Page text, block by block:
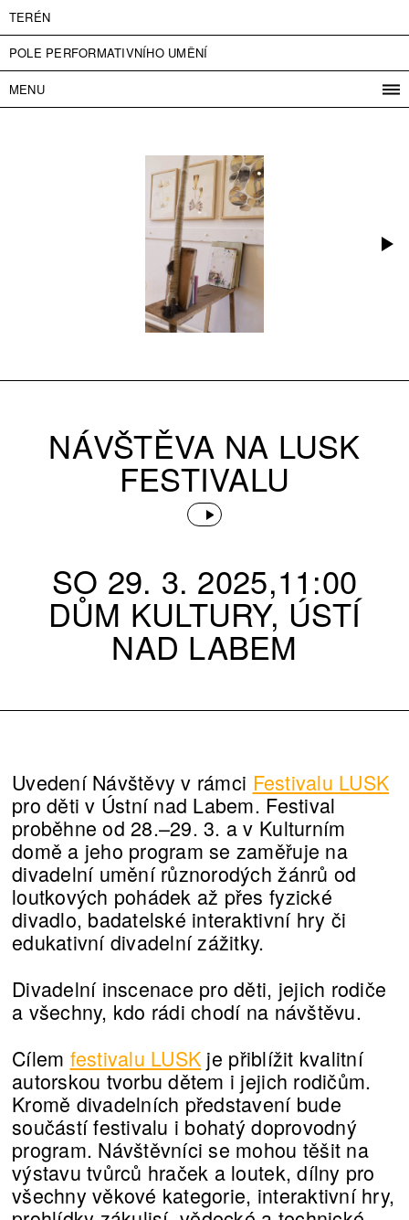
TERÉN
POLE PERFORMATIVNÍHO UMĚNÍ
MENU
ENGLISH
NÁVŠTĚVA NA LUSK
FESTIVALU
SO 29. 3. 2025,11:00
DŮM KULTURY, ÚSTÍ
NAD LABEM
Uvedení Návštěvy v rámci Festivalu LUSK
pro děti v Ústní nad Labem. Festival
proběhne od 28.–29. 3. a v Kulturním
domě a jeho program se zaměřuje na
divadelní umění různorodých žánrů od
loutkových pohádek až přes fyzické
divadlo, badatelské interaktivní hry či
edukativní divadelní zážitky.
Divadelní inscenace pro děti, jejich rodiče
a všechny, kdo rádi chodí na návštěvu.
Cílem festivalu LUSK je přiblížit kvalitní
autorskou tvorbu dětem i jejich rodičům.
Kromě divadelních představení bude
součástí festivalu i bohatý doprovodný
program. Návštěvníci se mohou těšit na
výstavu tvůrců hraček a loutek, dílny pro
všechny věkové kategorie, interaktivní hry,